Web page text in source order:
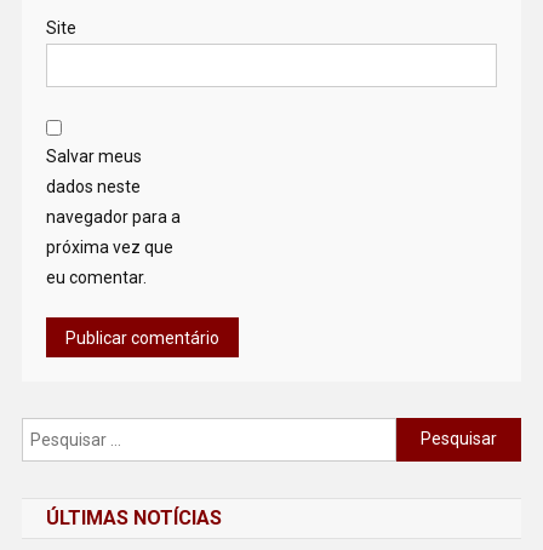
Site
Salvar meus
dados neste
navegador para a
próxima vez que
eu comentar.
Pesquisar
por:
ÚLTIMAS NOTÍCIAS